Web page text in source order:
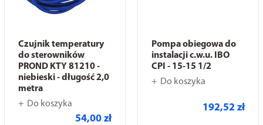
Czujnik temperatury
do sterowników
PROND KTY 81210 -
niebieski - długość 2,0
metra
Do koszyka
54,00 zł
Pompa obiegowa do
instalacji c.w.u. IBO
CPI - 15-15 1/2
Do koszyka
192,52 zł